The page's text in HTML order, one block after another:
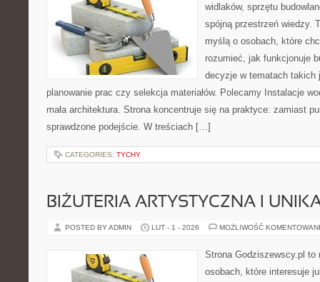
widlaków, sprzętu
spójną przestrzeń wiedzy.
myślą o osobach, które
rozumieć, jak funkcjonuje
decyzje w tematach takich
planowanie prac czy selekcja materiałów. Polecamy Instalacje
mała architektura. Strona koncentruje się na praktyce: zamiast
sprawdzone podejście. W treściach […]
CATEGORIES: TYCHY
BIŻUTERIA ARTYSTYCZNA I
POSTED BY ADMIN LUT - 1 - 2026 MOŻLIWOŚĆ
Strona Godziszewscy.pl
osobach, które interesuje